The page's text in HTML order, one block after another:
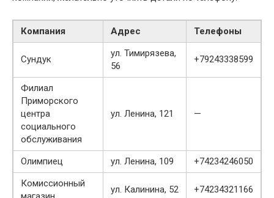
Компания Адрес Телефоны
Сундук
ул. Тимирязева,
56
+79243338599
Филиал
Приморского
центра
социального
обслуживания
ул. Ленина, 121 —
Олимпиец ул. Ленина, 109
+74234246050
Комиссионный
ул. Калинина, 52 +74234321166